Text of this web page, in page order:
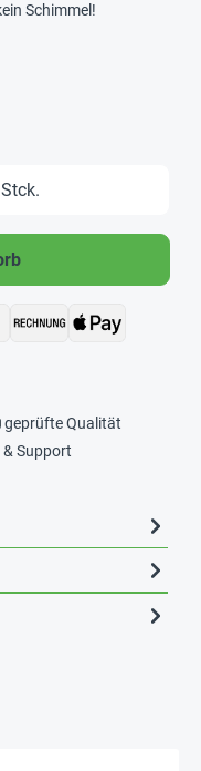
Schimmel!
Stck.
geprüfte Qualität
Support